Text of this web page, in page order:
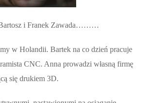
i Franek Zawada………
w Holandii. Bartek na co dzień pracuje
CNC. Anna prowadzi własną firmę
się drukiem 3D.